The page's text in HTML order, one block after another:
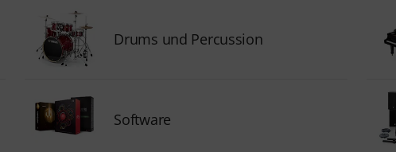
Drums und Percussion
Software